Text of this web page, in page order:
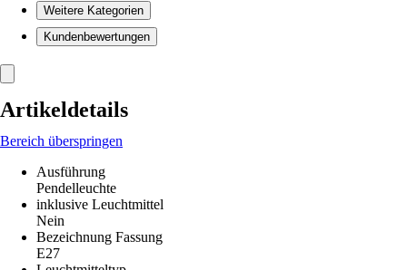
Weitere Kategorien
Kundenbewertungen
Artikeldetails
Bereich überspringen
Ausführung
Pendelleuchte
inklusive Leuchtmittel
Nein
Bezeichnung Fassung
E27